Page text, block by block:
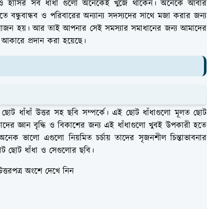
হাসির সব ধাঁধা গুলো অনেকেই খুঁজে থাকেন। অনেকে আবার
বন্ধুবান্ধব ও পরিবারের অন্যান্য সদস্যদের সাথে মজা করার জন্য
হয়। আর তাই আপনার সেই সমস্যার সমাধানের জন্য আমাদের
প্রদান করা হয়েছে।
ধাঁধাঁ উত্তর সহ ছবি সম্পর্কে। এই ছোট ধাঁধাগুলো মূলত ছোট
জ্ঞান বৃদ্ধি ও বিকাশের জন্য এই ধাঁধাগুলো খুবই উপকারী হতে
ভালো এগুলো নিয়মিত চর্চায় তাদের সৃজনশীল চিন্তাভাবনার
ছোট ধাঁধা ও সেগুলোর ছবি।
অংশে দেখে নিন